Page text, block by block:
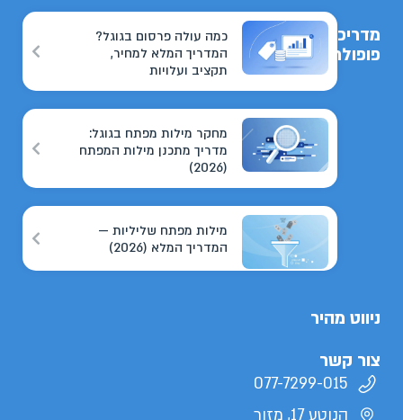
מדריכים
פופולריים
כמה עולה פרסום בגוגל?
המדריך המלא למחיר,
תקציב ועלויות
מחקר מילות מפתח בגוגל:
מדריך מתכנן מילות המפתח
(2026)
מילות מפתח שליליות —
המדריך המלא (2026)
ניווט מהיר
צור קשר
077-7299-015
הנוטע 17, מזור